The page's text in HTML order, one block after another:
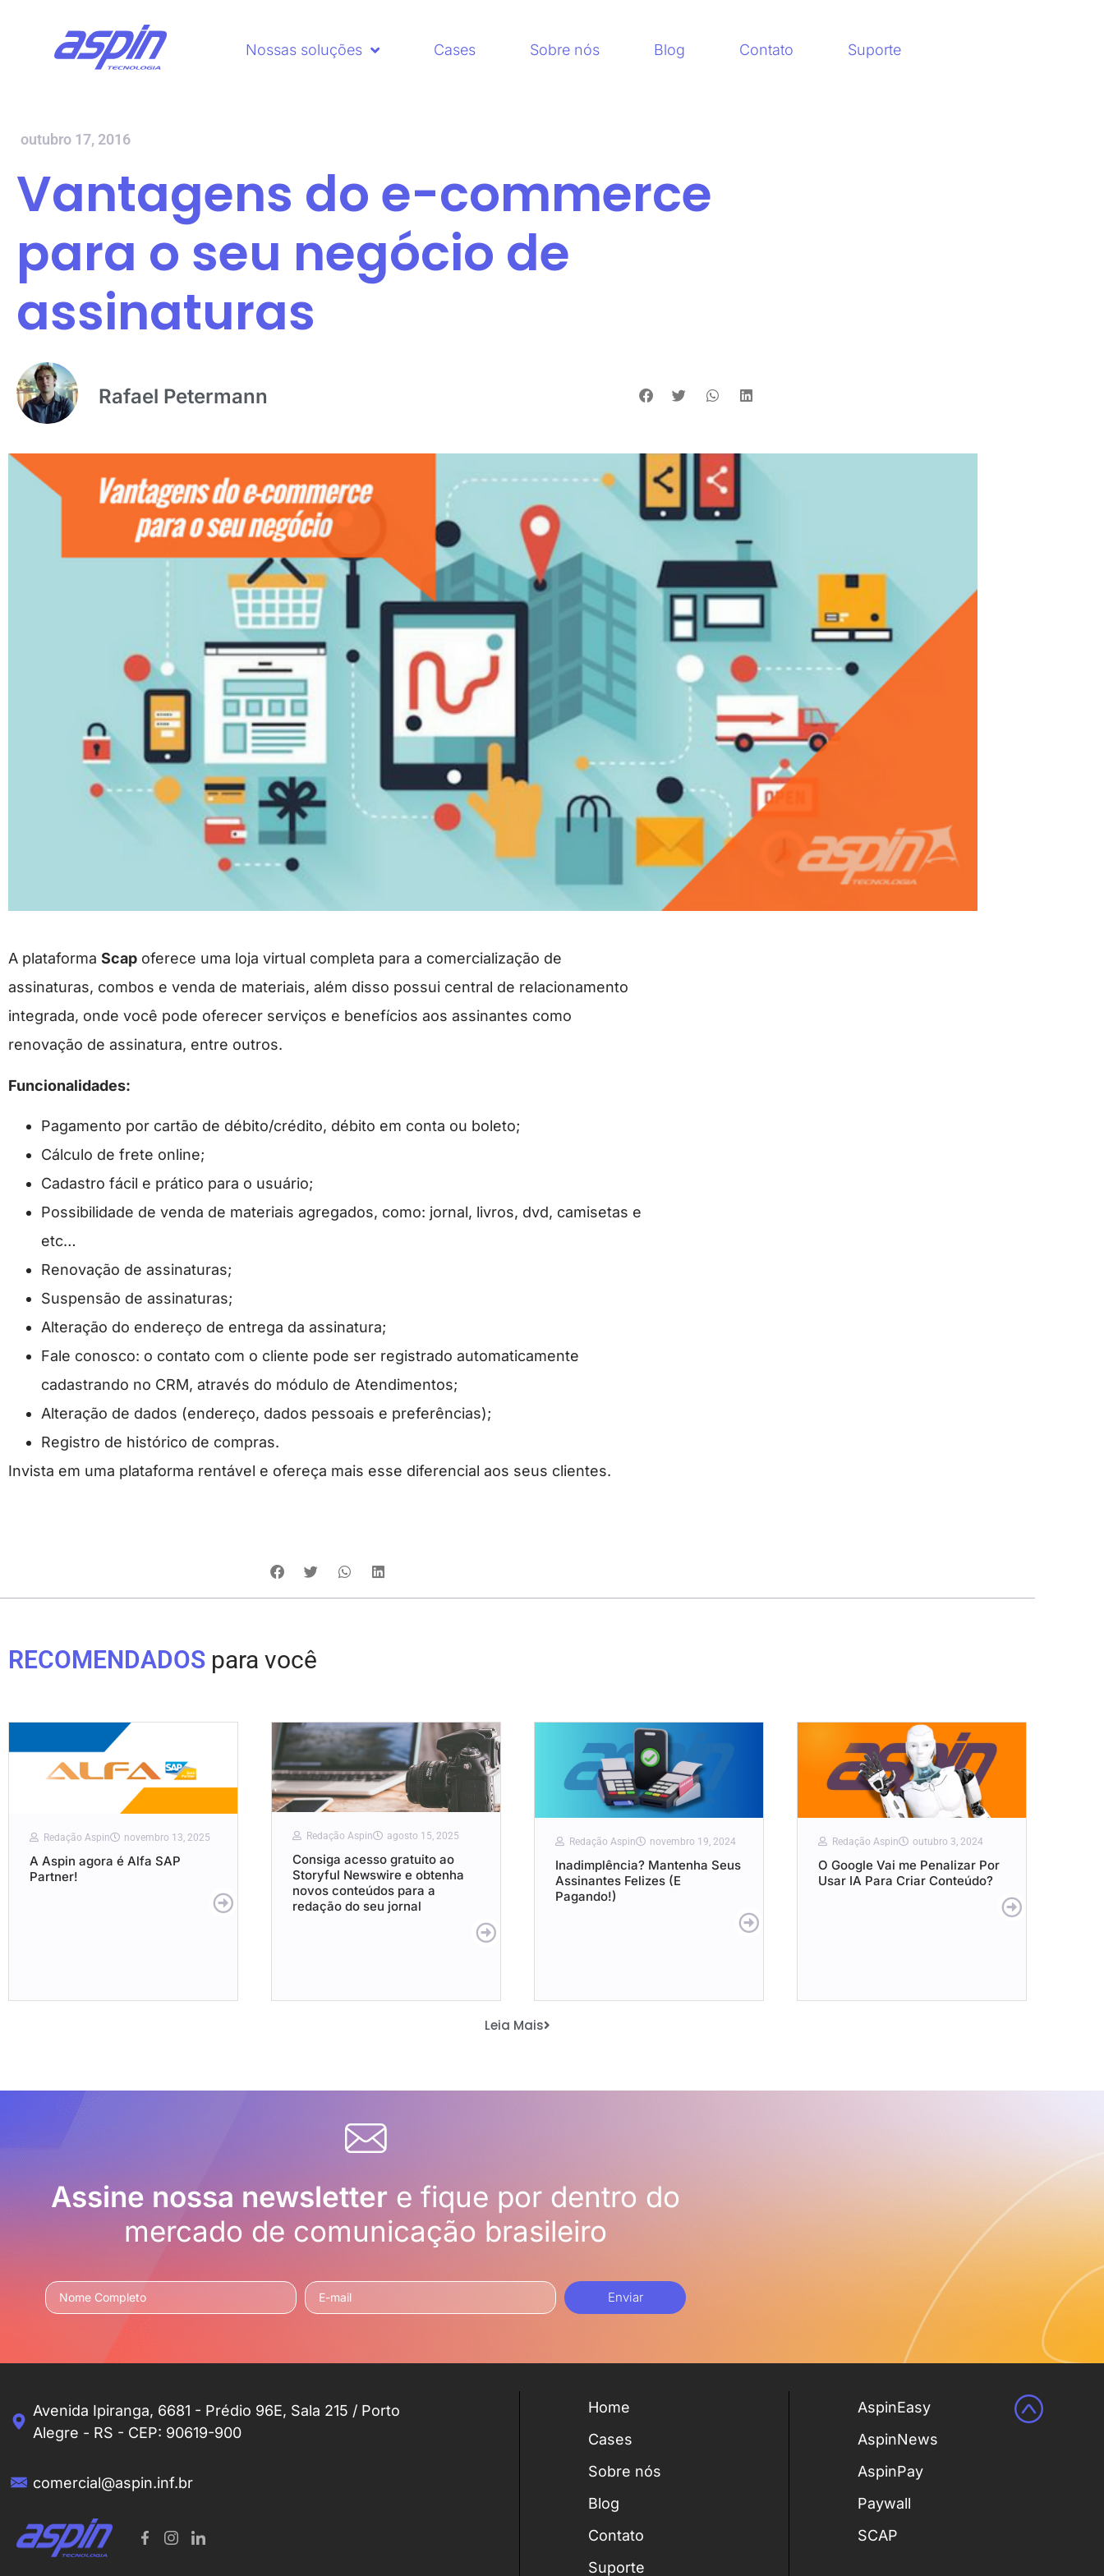
Nossas soluções Cases Sobre nós Blog Contato Suporte
outubro 17, 2016
Vantagens do e-commerce
para o seu negócio de
assinaturas
Rafael Petermann
A plataforma Scap oferece uma loja virtual completa para a comercialização de
assinaturas, combos e venda de materiais, além disso possui central de relacionamento
integrada, onde você pode oferecer serviços e benefícios aos assinantes como
renovação de assinatura, entre outros.
Funcionalidades:
Pagamento por cartão de débito/crédito, débito em conta ou boleto;
Cálculo de frete online;
Cadastro fácil e prático para o usuário;
Possibilidade de venda de materiais agregados, como: jornal, livros, dvd, camisetas e
etc…
Renovação de assinaturas;
Suspensão de assinaturas;
Alteração do endereço de entrega da assinatura;
Fale conosco: o contato com o cliente pode ser registrado automaticamente
cadastrando no CRM, através do módulo de Atendimentos;
Alteração de dados (endereço, dados pessoais e preferências);
Registro de histórico de compras.
Invista em uma plataforma rentável e ofereça mais esse diferencial aos seus clientes.
RECOMENDADOS para você
Redação Aspin novembro 13, 2025
A Aspin agora é Alfa SAP
Partner!
Redação Aspin agosto 15, 2025
Consiga acesso gratuito ao
Storyful Newswire e obtenha
novos conteúdos para a
redação do seu jornal
Redação Aspin novembro 19, 2024
Inadimplência? Mantenha Seus
Assinantes Felizes (E
Pagando!)
Redação Aspin outubro 3, 2024
O Google Vai me Penalizar Por
Usar IA Para Criar Conteúdo?
Leia Mais
Assine nossa newsletter e fique por dentro do
mercado de comunicação brasileiro
Enviar
Avenida Ipiranga, 6681 - Prédio 96E, Sala 215 / Porto
Alegre - RS - CEP: 90619-900
comercial@aspin.inf.br
Home
Cases
Sobre nós
Blog
Contato
Suporte
AspinEasy
AspinNews
AspinPay
Paywall
SCAP